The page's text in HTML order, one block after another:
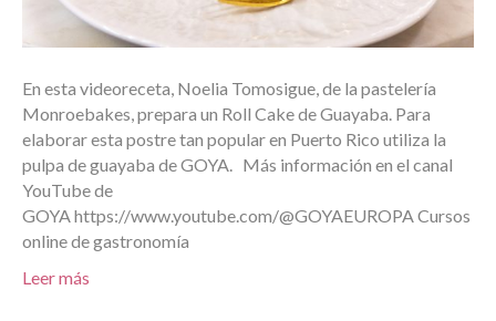
En esta videoreceta, Noelia Tomosigue, de la pastelería
Monroebakes, prepara un Roll Cake de Guayaba. Para
elaborar esta postre tan popular en Puerto Rico utiliza la
pulpa de guayaba de GOYA. Más información en el canal
YouTube de
GOYA https://www.youtube.com/@GOYAEUROPA Cursos
online de gastronomía
Leer más